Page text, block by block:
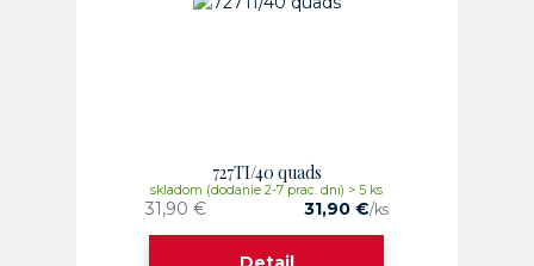
727TI/40 quads
31,90 € 31,90 €/ks
skladom (dodanie 2-7 prac. dni) > 5 ks